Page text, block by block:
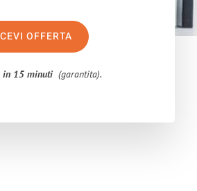
OFFERTA
in 15 minuti (garantita).